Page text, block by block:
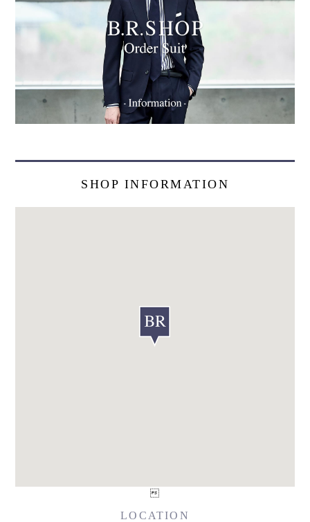
SHOP INFORMATION
LOCATION